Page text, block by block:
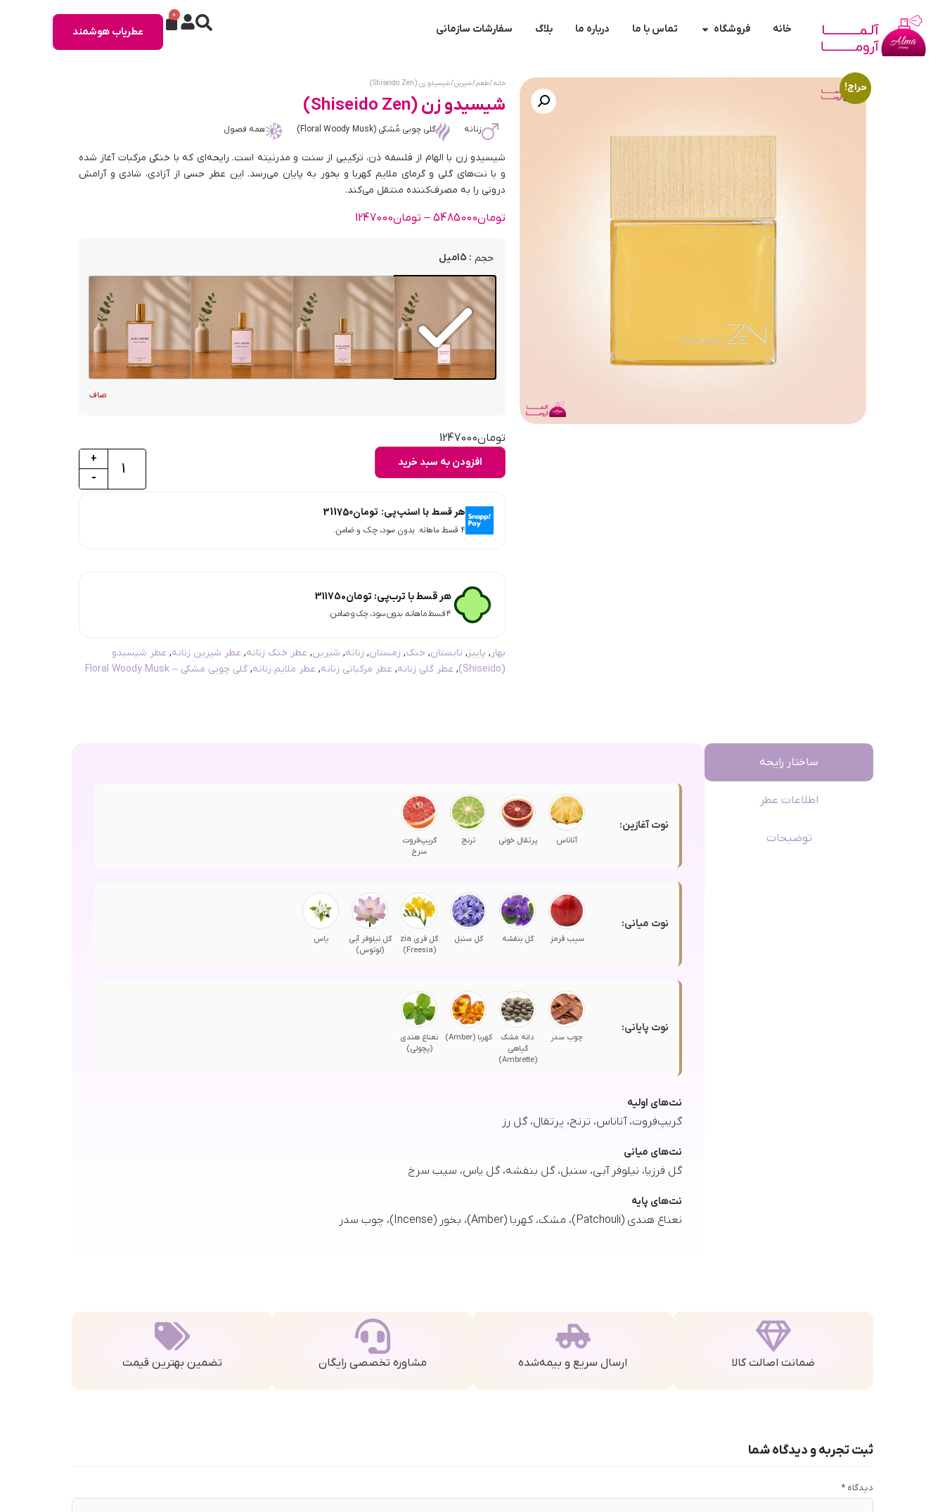
خانه فروشگاه تماس با ما درباره ما بلاگ سفارشات سازمانی
0
عطریاب هوشمند
حراج! خانه/طعم/شیرین/ شیسیدو زن (Shiseido Zen)
شیسیدو زن (Shiseido Zen)
زنانه گلی چوبی مُشکی (Floral Woody Musk) همه فصول
شیسیدو زن با الهام از فلسفه ذن، ترکیبی از سنت و مدرنیته است. رایحه‌ای که با خنکی مرکبات آغاز شده
و با نت‌های گلی و گرمای ملایم کهربا و بخور به پایان می‌رسد. این عطر حسی از آزادی، شادی و آرامش
درونی را به مصرف‌کننده منتقل می‌کند.
تومان5485000
– تومان1247000
حجم : 15میل
صاف
تومان1247000
-
+ افزودن به سبد خرید
هر قسط با اسنپ‌پی: تومان311750
۴ قسط ماهانه. بدون سود، چک و ضامن.
هر قسط با ترب‌پی: تومان311750
۴ قسط ماهانه. بدون سود، چک و ضامن.
بهار , پاییز, تابستان, خنک, زمستان, زنانه, شیرین, عطر خنک زنانه, عطر شیرین زنانه, عطر شیسیدو
(Shiseido)
, عطر گلی زنانه, عطر مرکباتی زنانه, عطر ملایم زنانه, گلی چوبی مشکی – Floral Woody Musk
ساختار رایحه
اطلاعات عطر
توضیحات
نوت آغازین:
آناناس پرتقال خونی ترنج
گریپ‌فروت
سرخ
نوت میانی:
سیب قرمز گل بنفشه گل سنبل
گل فری zia
(Freesia)
گل نیلوفر آبی
(لوتوس)
یاس
نوت پایانی:
چوب سدر
دانه مشک
گیاهی
(Ambrette)
کهربا (Amber)
نعناع هندی
(پچولی)
نت‌های اولیه
گریپ‌فروت، آناناس، ترنج، پرتقال، گل رز
نت‌های میانی
گل فرزیا، نیلوفر آبی، سنبل، گل بنفشه، گل یاس، سیب سرخ
نت‌های پایه
نعناع هندی (Patchouli)، مشک، کهربا (Amber)، بخور (Incense)، چوب سدر
ضمانت اصالت کالا ارسال سریع و بیمه‌شده مشاوره تخصصی رایگان تضمین بهترین قیمت
ثبت تجربه و دیدگاه شما
دیدگاه *